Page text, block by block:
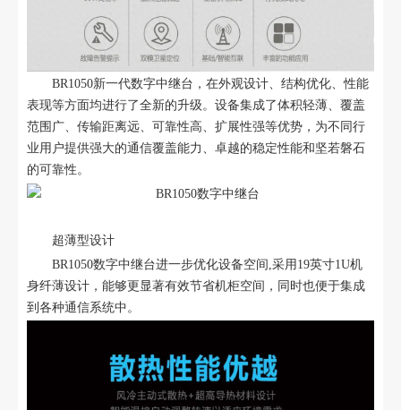
BR1050新一代数字中继台，在外观设计、结构优化、性能
表现等方面均进行了全新的升级。设备集成了体积轻薄、覆盖
范围广、传输距离远、可靠性高、扩展性强等优势，为不同行
业用户提供强大的通信覆盖能力、卓越的稳定性能和坚若磐石
的可靠性。
超薄型设计
BR1050数字中继台进一步优化设备空间,采用19英寸1U机
身纤薄设计，能够更显著有效节省机柜空间，同时也便于集成
到各种通信系统中。